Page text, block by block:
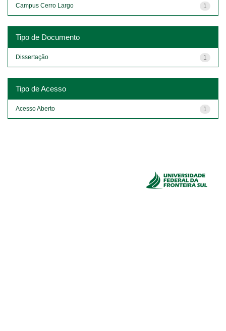
1
Campus Cerro Largo
Tipo de Documento
1
Dissertação
Tipo de Acesso
1
Acesso Aberto